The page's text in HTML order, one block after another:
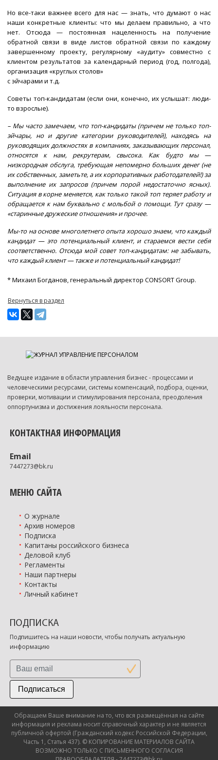
Но все-таки важнее всего для нас — знать, что думают о нас
наши конкретные клиенты: что мы делаем правильно, а что
нет. Отсюда — постоянная нацеленность на получение
обратной связи в виде листов обратной связи по каждому
завершенному проекту, регулярному «аудиту» совместно с
клиентом результатов за календарный период (год, полгода),
организация «круглых столов»
с эйчарами и т.д.
Советы топ-кандидатам (если они, конечно, их услышат: люди-
то взрослые).
– Мы часто замечаем, что топ-кандидаты (причем не только топ-
эйчары, но и другие категории руководителей), находясь на
руководящих должностях в компаниях, заказывающих персонал,
относятся к нам, рекрутерам, свысока. Как будто мы —
низкородная обслуга, требующая непомерно больших денег (не
их собственных, заметьте, а их корпоративных работодателей!) за
выполнение их запросов (причем порой недостаточно ясных).
Ситуация в корне меняется, как только такой топ теряет работу и
обращается к нам буквально с мольбой о помощи. Тут сразу —
«старинные дружеские отношения» и прочее.
Мы-то на основе многолетнего опыта хорошо знаем, что каждый
кандидат — это потенциальный клиент, и стараемся вести себя
соответственно. Отсюда мой совет топ-кандидатам: не забывать,
что каждый клиент — также и потенциальный кандидат!
* Михаил Богданов, генеральный директор CONSORT Group.
Вернуться в раздел
Ведущее издание в области управления бизнес - процессами и
человеческими ресурсами, системы компенсаций, подбора, оценки,
проверки, мотивации и стимулирования персонала, преодоления
оппортунизма и достижения лояльности персонала.
КОНТАКТНАЯ ИНФОРМАЦИЯ
Email
7447273@bk.ru
МЕНЮ САЙТА
О журнале
Архив номеров
Подписка
Капитаны российского бизнеса
Деловой клуб
Регламенты
Наши партнеры
Контакты
Личный кабинет
ПОДПИСКА
Подпишитесь на наши новости, чтобы получать актуальную
информацию
Подписаться
Обращаем Ваше внимание на то, что вся размещённая на сайте
информация и реклама носит справочный характер и не является
публичной офертой (Гражданский кодекс Российской Федерации,
Часть 1, Статья 437). © КОПИРОВАНИЕ МАТЕРИАЛОВ САЙТА
ВОЗМОЖНО ТОЛЬКО С ПИСЬМЕННОГО СОГЛАСИЯ